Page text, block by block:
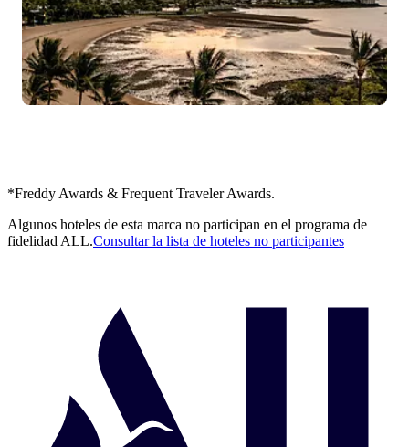
*Freddy Awards & Frequent Traveler Awards.
Algunos hoteles de esta marca no participan en el programa de
fidelidad ALL.Consultar la lista de hoteles no participantes